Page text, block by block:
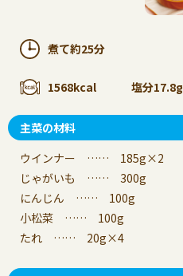
煮て約25分
1568kcal 塩分17.8g
主菜の材料
ウインナー …… 185g×2
じゃがいも …… 300g
にんじん …… 100g
小松菜 …… 100g
たれ …… 20g×4